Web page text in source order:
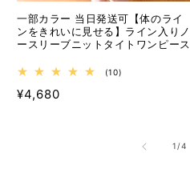
一部カラー 当日発送可【体のライ
ンをきれいに見せる】ライン入りノ
ースリーブニットタイトワンピース
(10)
通
¥4,680
1 /の
4